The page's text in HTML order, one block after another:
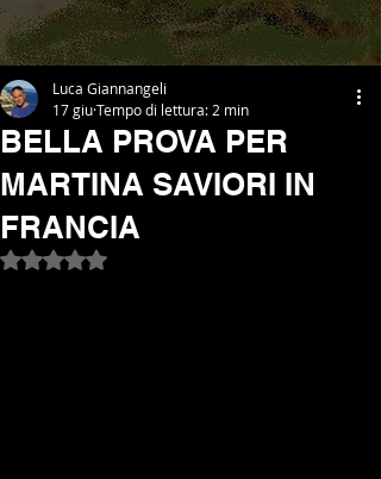
BELLA PROVA PER
MARTINA SAVIORI IN
FRANCIA
Luca Giannangeli
17 giuTempo di lettura: 2 min
Valutazione NaN stelle su 5.